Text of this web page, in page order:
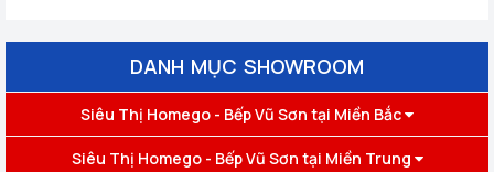
DANH MỤC SHOWROOM
Siêu Thị Homego - Bếp Vũ Sơn tại Miền Bắc
Siêu Thị Homego - Bếp Vũ Sơn tại Miền Trung